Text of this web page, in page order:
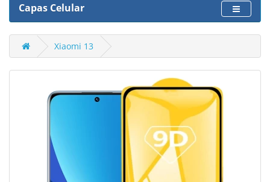
Capas Celular
Xiaomi 13